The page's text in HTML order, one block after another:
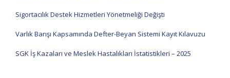
Sigortacılık Destek Hizmetleri Yönetmeliği Değişti
Varlık Barışı Kapsamında Defter-Beyan Sistemi Kayıt Kılavuzu
SGK İş Kazaları ve Meslek Hastalıkları İstatistikleri – 2025